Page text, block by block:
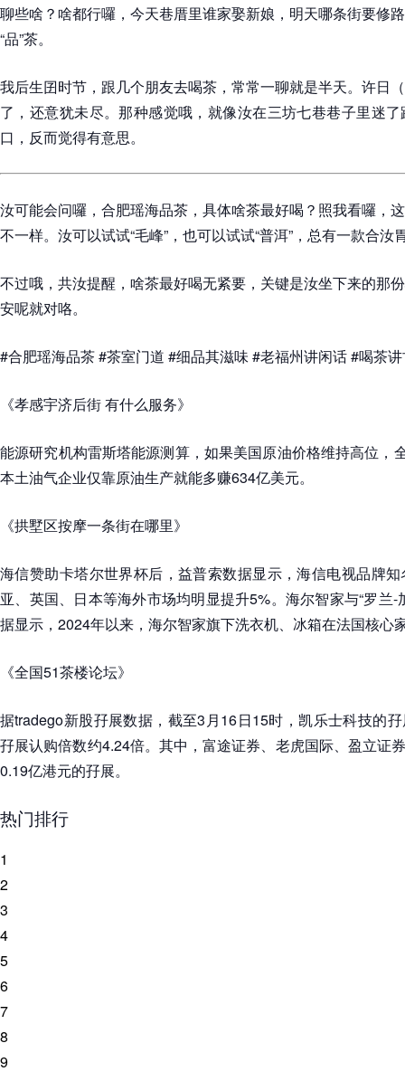
聊些啥？啥都行囉，今天巷厝里谁家娶新娘，明天哪条街要修
“品”茶。
我后生囝时节，跟几个朋友去喝茶，常常一聊就是半天。许日
了，还意犹未尽。那种感觉哦，就像汝在三坊七巷巷子里迷
口，反而觉得有意思。
汝可能会问囉，合肥瑶海品茶，具体啥茶最好喝？照我看囉，
不一样。汝可以试试“毛峰”，也可以试试“普洱”，总有一款合汝
不过哦，共汝提醒，啥茶最好喝无紧要，关键是汝坐下来的那
安呢就对咯。
#合肥瑶海品茶 #茶室门道 #细品其滋味 #老福州讲闲话 #喝茶
《孝感宇济后街 有什么服务》
能源研究机构雷斯塔能源测算，如果美国原油价格维持高位，
本土油气企业仅靠原油生产就能多赚634亿美元。
《拱墅区按摩一条街在哪里》
海信赞助卡塔尔世界杯后，益普索数据显示，海信电视品牌
亚、英国、日本等海外市场均明显提升5%。海尔智家与“罗兰-
据显示，2024年以来，海尔智家旗下洗衣机、冰箱在法国核心
《全国51茶楼论坛》
据tradego新股孖展数据，截至3月16日15时，凯乐士科技的
孖展认购倍数约4.24倍。其中，富途证券、老虎国际、盈立证
0.19亿港元的孖展。
热门排行
1
2
3
4
5
6
7
8
9